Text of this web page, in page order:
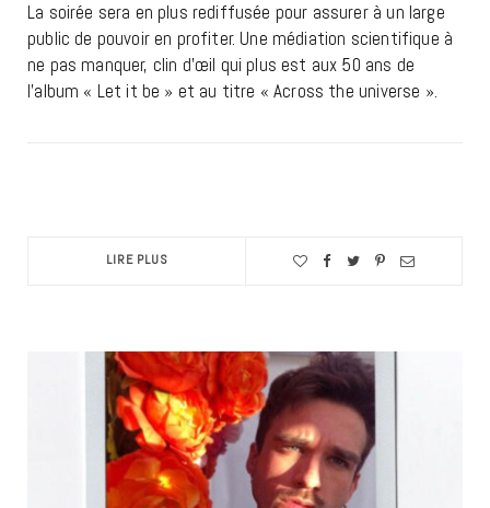
La soirée sera en plus rediffusée pour assurer à un large
public de pouvoir en profiter. Une médiation scientifique à
ne pas manquer, clin d’œil qui plus est aux 50 ans de
l’album « Let it be » et au titre « Across the universe ».
LIRE PLUS